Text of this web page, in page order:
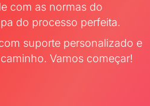
com as normas do
do processo perfeita.
suporte personalizado e
Vamos começar!